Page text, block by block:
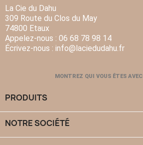
La Cie du Dahu
309 Route du Clos du May
74800 Etaux
Appelez-nous : 06 68 78 98 14
Écrivez-nous : info@laciedudahu.fr
MONTREZ QUI VOUS ÊTES AVEC
PRODUITS
NOTRE SOCIÉTÉ